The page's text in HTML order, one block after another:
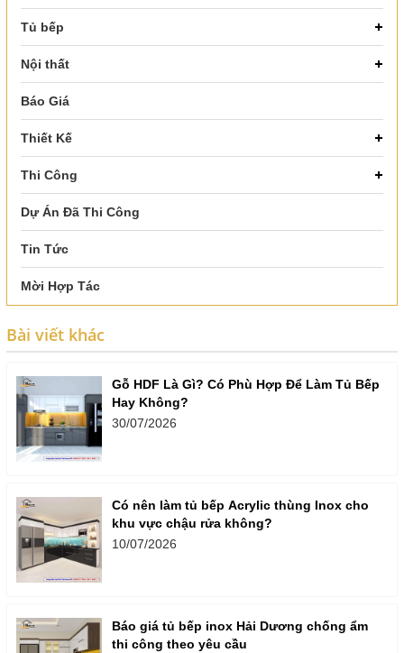
Tủ bếp
Nội thất
Báo Giá
Thiết Kế
Thi Công
Dự Án Đã Thi Công
Tin Tức
Mời Hợp Tác
Bài viết khác
Gỗ HDF Là Gì? Có Phù Hợp Để Làm Tủ Bếp
Hay Không?
30/07/2026
Có nên làm tủ bếp Acrylic thùng Inox cho
khu vực chậu rửa không?
10/07/2026
Báo giá tủ bếp inox Hải Dương chống ẩm
thi công theo yêu cầu